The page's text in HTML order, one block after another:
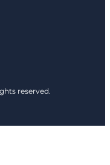
reserved.